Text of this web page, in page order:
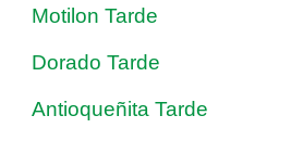
Motilon Tarde
Dorado Tarde
Antioqueñita Tarde